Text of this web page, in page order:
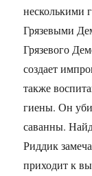
несколькими
Грязевыми
Грязевого
создает
также
гиены. Он
саванны.
Риддик
приходит к